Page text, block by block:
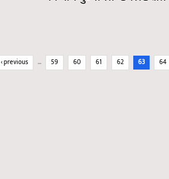
‹ previous … 59 60 61 62 63 64